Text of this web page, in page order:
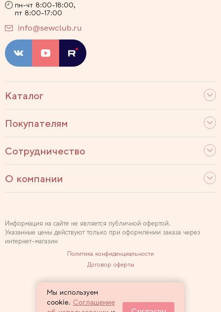
Каталог
Покупателям
Сотрудничество
О компании
пн-чт 8:00-18:00,
пт 8:00-17:00
info@sewclub.ru
Информация на сайте не является публичной офертой.
Указанные цены действуют только при оформлении заказа через
интернет-магазин
Политика конфиденциальности
Договор оферты
Мы используем
cookie. Соглашение